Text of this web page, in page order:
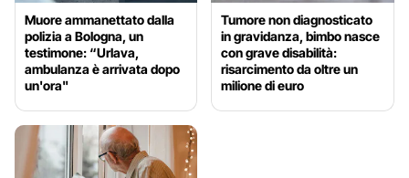
Muore ammanettato dalla
polizia a Bologna, un
testimone: “Urlava,
ambulanza è arrivata dopo
un'ora"
Tumore non diagnosticato
in gravidanza, bimbo nasce
con grave disabilità:
risarcimento da oltre un
milione di euro